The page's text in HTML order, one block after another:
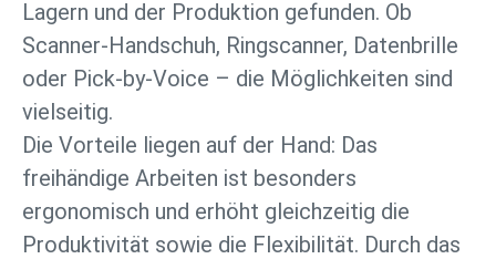
Lagern und der Produktion gefunden. Ob
Scanner-Handschuh, Ringscanner, Datenbrille
oder Pick-by-Voice – die Möglichkeiten sind
vielseitig.
Die Vorteile liegen auf der Hand: Das
freihändige Arbeiten ist besonders
ergonomisch und erhöht gleichzeitig die
Produktivität sowie die Flexibilität. Durch das